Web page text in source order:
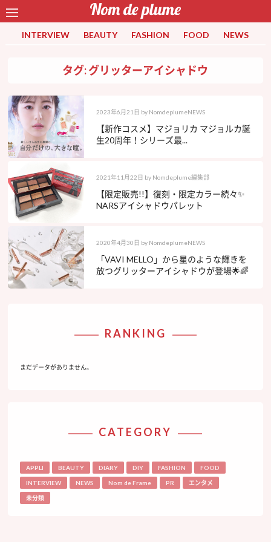
INTERVIEW BEAUTY FASHION FOOD NEWS
タグ: グリッターアイシャドウ
2023年6月21日 by NomdeplumeNEWS
【新作コスメ】マジョリカ マジョルカ誕
生20周年！シリーズ最...
2021年11月22日 by Nomdeplume編集部
【限定販売!!】復刻・限定カラー続々✨
NARSアイシャドウパレット
2020年4月30日 by NomdeplumeNEWS
「VAVI MELLO」から星のような輝きを
放つグリッターアイシャドウが登場🌟🌈
RANKING
まだデータがありません。
CATEGORY
APPLI BEAUTY DIARY DIY FASHION FOOD
INTERVIEW NEWS Nom de Frame PR エンタメ
未分類